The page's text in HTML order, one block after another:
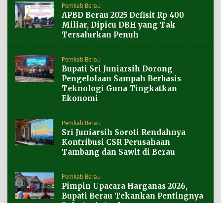
Pemkab Berau
APBD Berau 2025 Defisit Rp 400
Miliar, Dipicu DBH yang Tak
Tersalurkan Penuh
Pemkab Berau
Bupati Sri Juniarsih Dorong
Pengelolaan Sampah Berbasis
Teknologi Guna Tingkatkan
Ekonomi
Pemkab Berau
Sri Juniarsih Soroti Rendahnya
Kontribusi CSR Perusahaan
Tambang dan Sawit di Berau
Pemkab Berau
Pimpin Upacara Harganas 2026,
Bupati Berau Tekankan Pentingnya